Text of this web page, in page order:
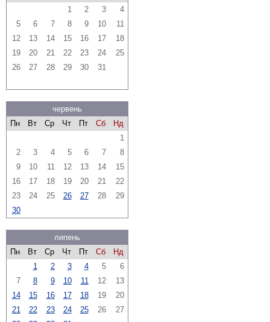
1
2 3
4
5
6 7 8 9 10
11
12
13 14 15 16 17
18
19
20 21 22 23 24
25
26
27 28 29 30 31
червень
Пн
Вт Ср Чт Пт Сб
Нд
1
2
3 4 5 6 7
8
9
10 11 12 13 14
15
16
17 18 19 20 21
22
23
24 25 26 27 28
29
30
липень
Пн
Вт Ср Чт Пт Сб
Нд
1
2 3 4 5
6
7
8 9 10 11 12
13
14
15 16 17 18 19
20
21
22 23 24 25 26
27